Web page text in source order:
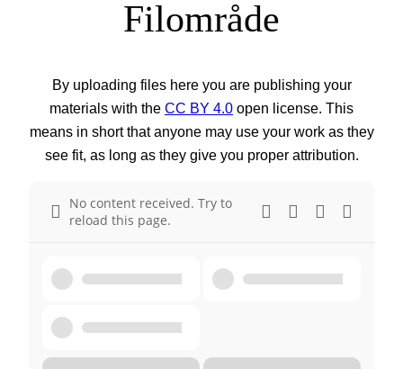
Filområde
By uploading files here you are publishing your
materials with the CC BY 4.0 open license. This
means in short that anyone may use your work as they
see fit, as long as they give you proper attribution.
No content received. Try to
reload this page.